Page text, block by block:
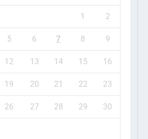
1 2
5 6 7 8 9
12 13 14 15 16
19 20 21 22 23
26 27 28 29 30